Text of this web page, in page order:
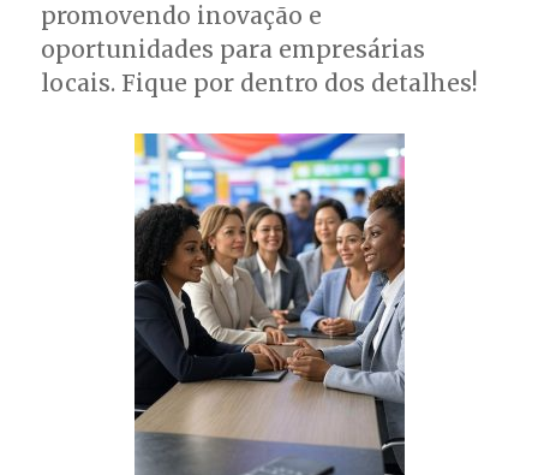
promovendo inovação e
oportunidades para empresárias
locais. Fique por dentro dos detalhes!